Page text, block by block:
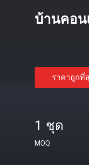
บ้านคอ
ราคาถูกที่
1 ชุด
MOQ